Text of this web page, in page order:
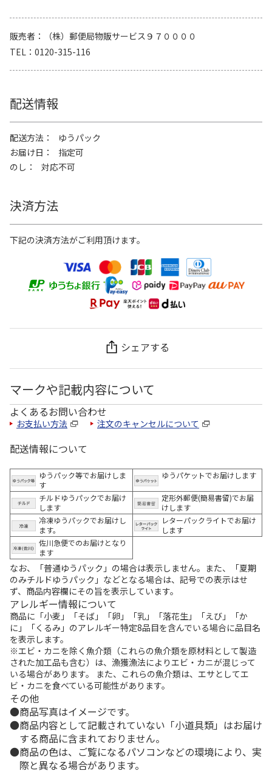
販売者
（株）郵便局物販サービス９７００００
TEL
0120-315-116
配送情報
配送方法
ゆうパック
お届け日
指定可
のし
対応不可
決済方法
下記の決済方法がご利用頂けます。
シェアする
マークや記載内容について
よくあるお問い合わせ
お支払い方法 注文のキャンセルについて
配送情報について
ゆうパック等でお届けしま
す
ゆうパケットでお届けします
チルドゆうパックでお届け
します
定形外郵便(簡易書留)でお届
けします
冷凍ゆうパックでお届けし
ます。
レターパックライトでお届け
します
佐川急便でのお届けとなり
ます
なお、「普通ゆうパック」の場合は表示しません。また、「夏期
のみチルドゆうパック」などとなる場合は、記号での表示はせ
ず、商品内容欄にその旨を表示しています。
アレルギー情報について
商品に「小麦」「そば」「卵」「乳」「落花生」「えび」「か
に」「くるみ」のアレルギー特定8品目を含んでいる場合に品目名
を表示します。
※エビ・カニを除く魚介類（これらの魚介類を原材料として製造
された加工品も含む）は、漁獲漁法によりエビ・カニが混じって
いる場合があります。 また、これらの魚介類は、エサとしてエ
ビ・カニを食べている可能性があります。
その他
商品写真はイメージです。
商品内容として記載されていない「小道具類」はお届け
する商品に含まれておりません。
商品の色は、ご覧になるパソコンなどの環境により、実
際と異なる場合があります。